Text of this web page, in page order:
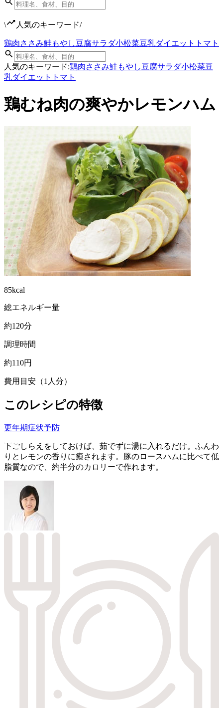
\ 人気のキーワード/
鶏肉ささみ鮭 もやし豆腐サラダ小松菜豆乳ダイエット トマト
人気のキーワード:鶏肉ささみ鮭 もやし豆腐サラダ小松菜豆
乳ダイエット トマト
鶏むね肉の爽やかレモンハム
85kcal
総エネルギー量
約120分
調理時間
約110円
費用目安（1人分）
このレシピの特徴
更年期症状予防
下ごしらえをしておけば、茹でずに湯に入れるだけ。ふんわ
りとレモンの香りに癒されます。豚のロースハムに比べて低
脂質なので、約半分のカロリーで作れます。